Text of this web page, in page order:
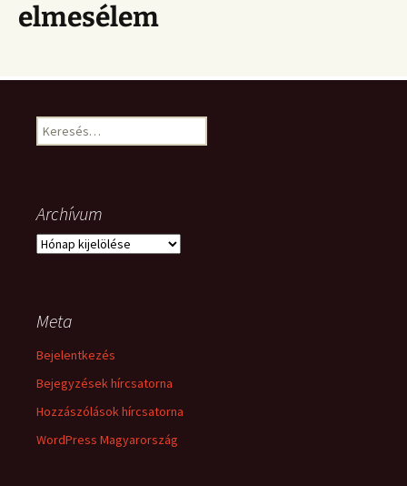
elmesélem
Keresés:
Archívum
Archívum
Meta
Bejelentkezés
Bejegyzések hírcsatorna
Hozzászólások hírcsatorna
WordPress Magyarország